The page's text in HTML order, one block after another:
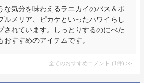
な気分を味わえるラニカイのバス＆ボ
ルメリア、ピカケといったハワイらし
されています。しっとりするのにべた
すすめのアイテムです。
全てのおすすめコメント (1件) >